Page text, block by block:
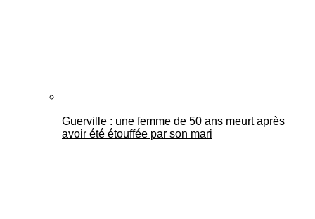
Guerville : une femme de 50 ans meurt après
avoir été étouffée par son mari